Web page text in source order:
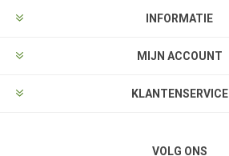
INFORMATIE
MIJN ACCOUNT
KLANTENSERVICE
VOLG ONS